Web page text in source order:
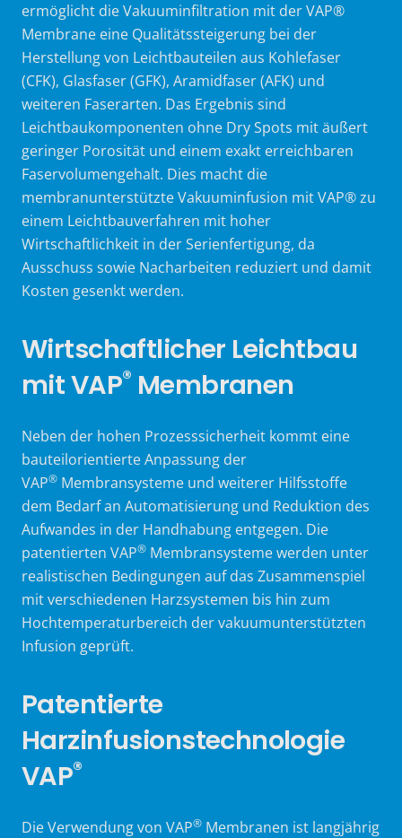
ermöglicht die Vakuuminfiltration mit der VAP®
Membrane eine Qualitätssteigerung bei der
Herstellung von Leichtbauteilen aus Kohlefaser
(CFK), Glasfaser (GFK), Aramidfaser (AFK) und
weiteren Faserarten. Das Ergebnis sind
Leichtbaukomponenten ohne Dry Spots mit äußert
geringer Porosität und einem exakt erreichbaren
Faservolumengehalt. Dies macht die
membranunterstützte Vakuuminfusion mit VAP® zu
einem Leichtbauverfahren mit hoher
Wirtschaftlichkeit in der Serienfertigung, da
Ausschuss sowie Nacharbeiten reduziert und damit
Kosten gesenkt werden.
Wirtschaftlicher Leichtbau
mit VAP® Membranen
Neben der hohen Prozesssicherheit kommt eine
bauteilorientierte Anpassung der
VAP® Membransysteme und weiterer Hilfsstoffe
dem Bedarf an Automatisierung und Reduktion des
Aufwandes in der Handhabung entgegen. Die
patentierten VAP® Membransysteme werden unter
realistischen Bedingungen auf das Zusammenspiel
mit verschiedenen Harzsystemen bis hin zum
Hochtemperaturbereich der vakuumunterstützten
Infusion geprüft.
Patentierte
Harzinfusionstechnologie
VAP®
Die Verwendung von VAP® Membranen ist langjährig